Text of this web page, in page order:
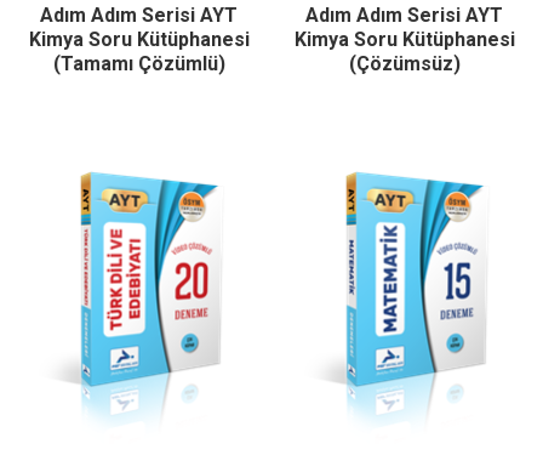
Adım Adım Serisi AYT
Kimya Soru Kütüphanesi
(Tamamı Çözümlü)
Adım Adım Serisi AYT
Kimya Soru Kütüphanesi
(Çözümsüz)